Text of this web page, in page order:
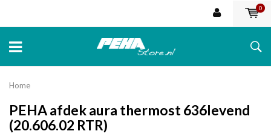
0
Home
PEHA afdek aura thermost 636levend
(20.606.02 RTR)